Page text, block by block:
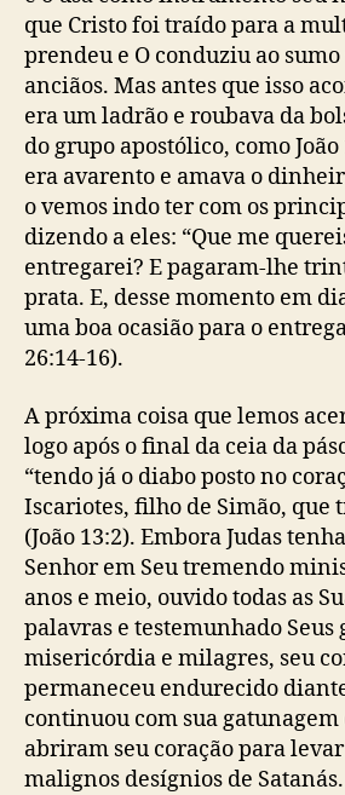
que Cristo foi traído para a
prendeu e O conduziu ao sumo
anciãos. Mas antes que isso
era um ladrão e roubava da
do grupo apostólico, como
era avarento e amava o
o vemos indo ter com os
dizendo a eles: “Que me
entregarei? E pagaram-lhe
prata. E, desse momento em
uma boa ocasião para o
26:14-16).
A próxima coisa que lemos
logo após o final da ceia da
“tendo já o diabo posto no
Iscariotes, filho de Simão, que
(João 13:2). Embora Judas
Senhor em Seu tremendo
anos e meio, ouvido todas as
palavras e testemunhado Seus
misericórdia e milagres, seu
permaneceu endurecido
continuou com sua gatunagem
abriram seu coração para levar
malignos desígnios de Satanás.